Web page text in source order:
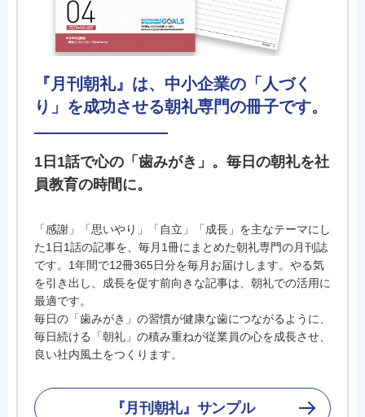
『月刊朝礼』は、中小企業の「人づく
り」を成功させる朝礼専門の冊子です。
1日1話で心の「歯みがき」。毎日の朝礼を社
員教育の時間に。
「感謝」「思いやり」「自立」「成長」を主なテーマにし
た1日1話の記事を、毎月1冊にまとめた朝礼専門の月刊誌
です。1年間で12冊365日分を毎月お届けします。やる気
を引き出し、成長を促す前向きな記事は、朝礼での活用に
最適です。
毎日の「歯みがき」の習慣が健康な歯につながるように、
毎日続ける「朝礼」の積み重ねが従業員の心を成長させ、
良い社内風土をつくります。
『月刊朝礼』サンプル